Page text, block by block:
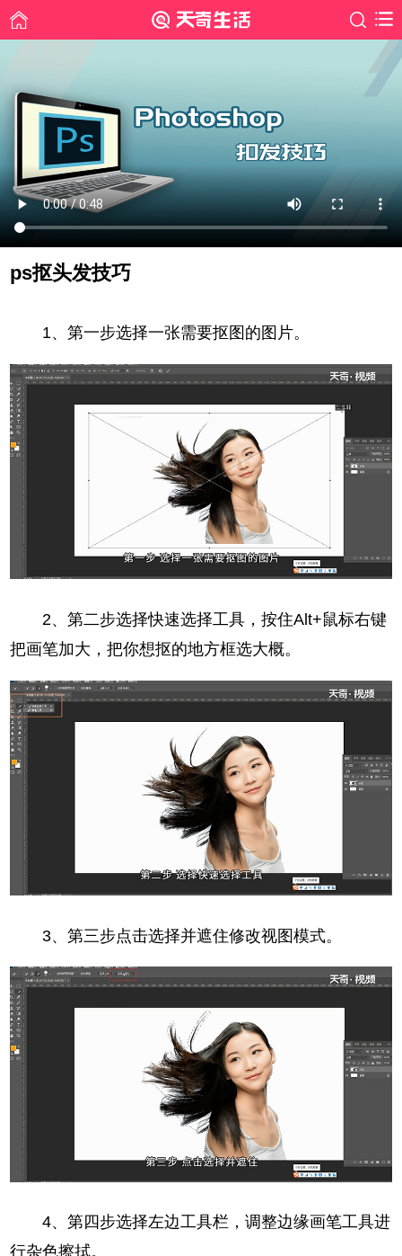
ps抠头发技巧
1、第一步选择一张需要抠图的图片。
2、第二步选择快速选择工具，按住Alt+鼠标右键
把画笔加大，把你想抠的地方框选大概。
3、第三步点击选择并遮住修改视图模式。
4、第四步选择左边工具栏，调整边缘画笔工具进
行杂色擦拭。